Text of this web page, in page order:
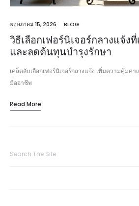
พฤษภาคม 15, 2026 BLOG
วิธีเลือกเฟอร์นิเจอร์กลางแจ้ง
และลดต้นทุนบำรุงรักษา
เคล็ดลับเลือกเฟอร์นิเจอร์กลางแจ้ง เพิ่มความคุ้มค่
มืออาชีพ
Read More